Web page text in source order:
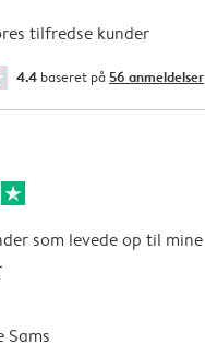
tilfredse kunder
4.4 baseret på 56 anmeldelser
som levede op til mine
Sams